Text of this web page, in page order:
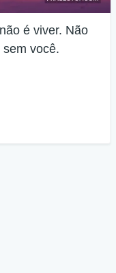
é viver. Não
você.